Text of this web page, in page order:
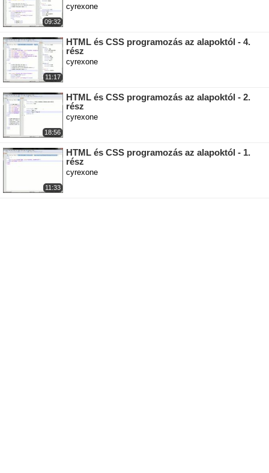
09:32
cyrexone
11:17
HTML és CSS programozás az alapoktól - 4.
rész
cyrexone
18:56
HTML és CSS programozás az alapoktól - 2.
rész
cyrexone
11:33
HTML és CSS programozás az alapoktól - 1.
rész
cyrexone